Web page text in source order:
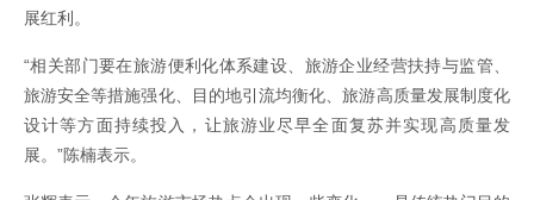
展红利。
“相关部门要在旅游便利化体系建设、旅游企业经营扶持与监管、
旅游安全等措施强化、目的地引流均衡化、旅游高质量发展制度化
设计等方面持续投入，让旅游业尽早全面复苏并实现高质量发
展。”陈楠表示。